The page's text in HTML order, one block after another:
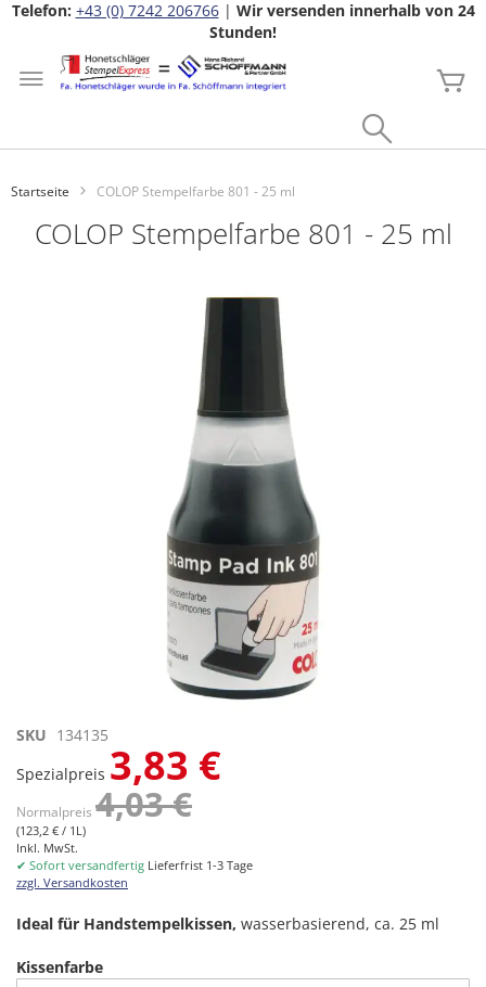
Telefon: +43 (0) 7242 206766| Wir versenden innerhalb von 24
Stunden!
Zum
Inhalt
springen
Startseite COLOP Stempelfarbe 801 - 25 ml
COLOP Stempelfarbe 801 - 25 ml
Zum
der
springen
SKU 134135
Spezialpreis 3,83 €
Normalpreis 4,03 €
(123,2 € / 1L)
Inkl. MwSt.
✔ Sofort versandfertig Lieferfrist 1-3 Tage
zzgl. Versandkosten
Ideal für Handstempelkissen, wasserbasierend, ca. 25 ml
Kissenfarbe